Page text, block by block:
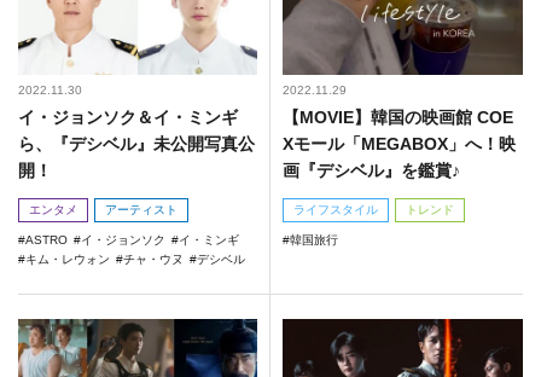
2022.11.30
イ・ジョンソク＆イ・ミンギ
ら、『デシベル』未公開写真公
開！
エンタメ アーティスト
ASTRO イ・ジョンソク
イ・ミンギ
キム・レウォン
チャ・ウヌ デシベル
2022.11.29
【MOVIE】韓国の映画館 COE
Xモール「MEGABOX」へ！映
画『デシベル』を鑑賞♪
ライフスタイル トレンド
韓国旅行